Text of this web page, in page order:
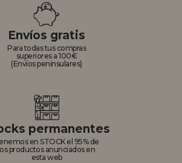
Envíos gratis
Para todas tus compras
superiores a 100€
(Envíos peninsulares)
permanentes
en STOCK el 95% de
los productos anunciados en
esta web